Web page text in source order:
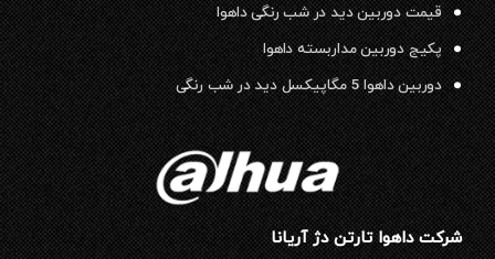
قیمت دوربین دید در شب رنگی داهوا
پکیج دوربین مداربسته داهوا
دوربین داهوا 5 مگاپیکسل دید در شب رنگی
شرکت داهوا تارتن دژ آریانا